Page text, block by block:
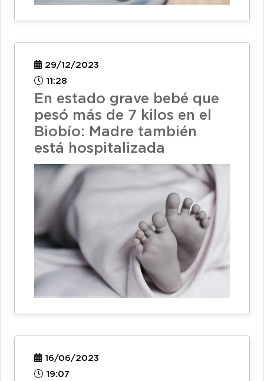
29/12/2023
11:28
En estado grave bebé que
pesó más de 7 kilos en el
Biobío: Madre también
está hospitalizada
16/06/2023
19:07